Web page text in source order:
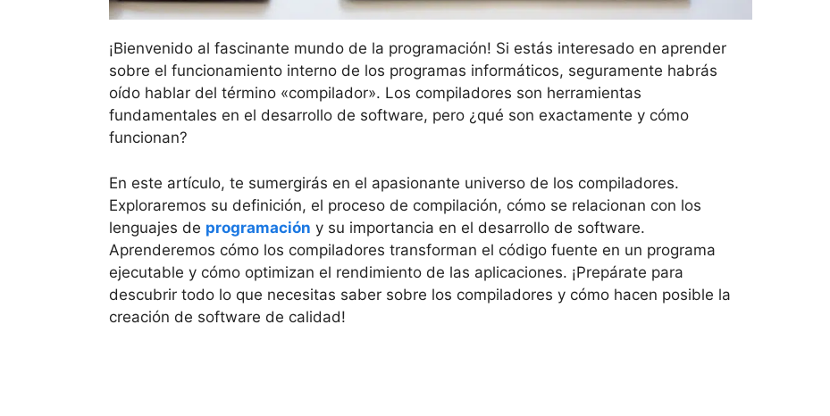
¡Bienvenido al fascinante mundo de la programación! Si estás interesado en aprender
sobre el funcionamiento interno de los programas informáticos, seguramente habrás
oído hablar del término «compilador». Los compiladores son herramientas
fundamentales en el desarrollo de software, pero ¿qué son exactamente y cómo
funcionan?
En este artículo, te sumergirás en el apasionante universo de los compiladores.
Exploraremos su definición, el proceso de compilación, cómo se relacionan con los
lenguajes de programación y su importancia en el desarrollo de software.
Aprenderemos cómo los compiladores transforman el código fuente en un programa
ejecutable y cómo optimizan el rendimiento de las aplicaciones. ¡Prepárate para
descubrir todo lo que necesitas saber sobre los compiladores y cómo hacen posible la
creación de software de calidad!